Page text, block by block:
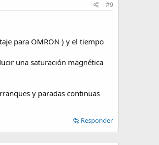
#9
para OMRON ) y el tiempo
una saturación magnética
y paradas continuas
Responder